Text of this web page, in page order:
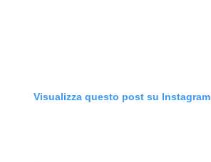
Visualizza questo post su Instagram